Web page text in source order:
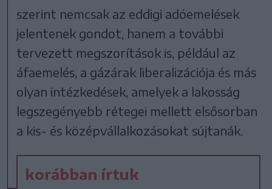
szerint nemcsak az eddigi adóemelések
jelentenek gondot, hanem a további
tervezett megszorítások is, például az
áfaemelés, a gázárak liberalizációja és más
olyan intézkedések, amelyek a lakosság
legszegényebb rétegei mellett elsősorban
a kis- és középvállalkozásokat sújtanák.
korábban írtuk